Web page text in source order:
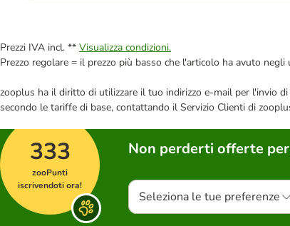
Prezzi IVA incl. ** Visualizza condizioni.
Prezzo regolare = il prezzo più basso che l'articolo ha avuto
zooplus ha il diritto di utilizzare il tuo indirizzo e-mail per l'invio
secondo le tariffe di base, contattando il Servizio Clienti di
333
zooPunti
iscrivendoti ora!
Non perderti offerte
Seleziona le tue preferenze